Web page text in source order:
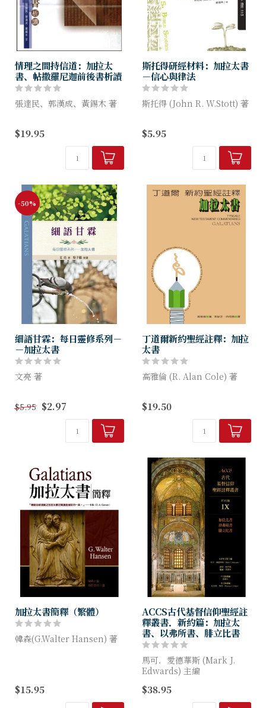
情理之間持信道：加拉太
書、帖撒羅尼迦前後書析讀
張達民、郭漢成、黃錫木 著
層次的研經材料，共分三篇，
分別探討加拉太書和帖撒羅尼
迦前後書，讓讀者了解初代教
會的處境及保羅對兩地教...
$19.95
斯托得研經材料：加拉太書
－信心與律法
斯托得 (John R. W.Stott) 著
一位魅力十足的講員所吸引，
或被一本具煽動力的書所說
服，到頭來卻發現其中的信息
$5.95
-50%
細語甘霖：每日靈修系列－
－加拉太書
文亮 著
希望陪伴大家回到聖經的話
語，透過逐章有系統地經文的
靈修；並透過各樣的比喻或默
想，讓聖經與我們的生活連
$5.95 $2.97
丁道爾新約聖經註釋：加拉
太書
高雅倫 (R. Alan Cole) 著
深獲好評，被喻為「無價之
寶」，值得華人教會在聖經導
讀上推廣使用，建立良好的讀
$19.50
加拉太書簡釋（繁體）
韓森(G.Walter Hansen) 著
力不停在這裡。他抱持牧者的
$15.95
ACCS古代基督信仰聖經註
釋叢書．新約篇：加拉太
書、以弗所書、腓立比書
馬可．愛德華斯 (Mark J.
Edwards) 主編
《加拉太書、以弗所書、腓立
比書》註釋書為今日的聖經研
$38.95